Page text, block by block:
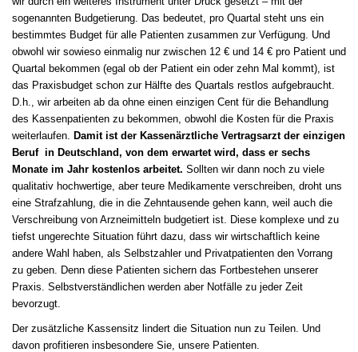
sogenannten Budgetierung. Das bedeutet, pro Quartal steht uns ein
bestimmtes Budget für alle Patienten zusammen zur Verfügung. Und
obwohl wir sowieso einmalig nur zwischen 12 € und 14 € pro Patient und
Quartal bekommen (egal ob der Patient ein oder zehn Mal kommt), ist
das Praxisbudget schon zur Hälfte des Quartals restlos aufgebraucht.
D.h., wir arbeiten ab da ohne einen einzigen Cent für die Behandlung
des Kassenpatienten zu bekommen, obwohl die Kosten für die Praxis
weiterlaufen. Damit ist der Kassenärztliche Vertragsarzt der einzigen
Beruf in Deutschland, von dem erwartet wird, dass er sechs
Monate im Jahr kostenlos arbeitet. Sollten wir dann noch zu viele
qualitativ hochwertige, aber teure Medikamente verschreiben, droht uns
eine Strafzahlung, die in die Zehntausende gehen kann, weil auch die
Verschreibung von Arzneimitteln budgetiert ist. Diese komplexe und zu
tiefst ungerechte Situation führt dazu, dass wir wirtschaftlich keine
andere Wahl haben, als Selbstzahler und Privatpatienten den Vorrang
zu geben. Denn diese Patienten sichern das Fortbestehen unserer
Praxis. Selbstverständlichen werden aber Notfälle zu jeder Zeit
bevorzugt.
Der zusätzliche Kassensitz lindert die Situation nun zu Teilen. Und
davon profitieren insbesondere Sie, unsere Patienten.